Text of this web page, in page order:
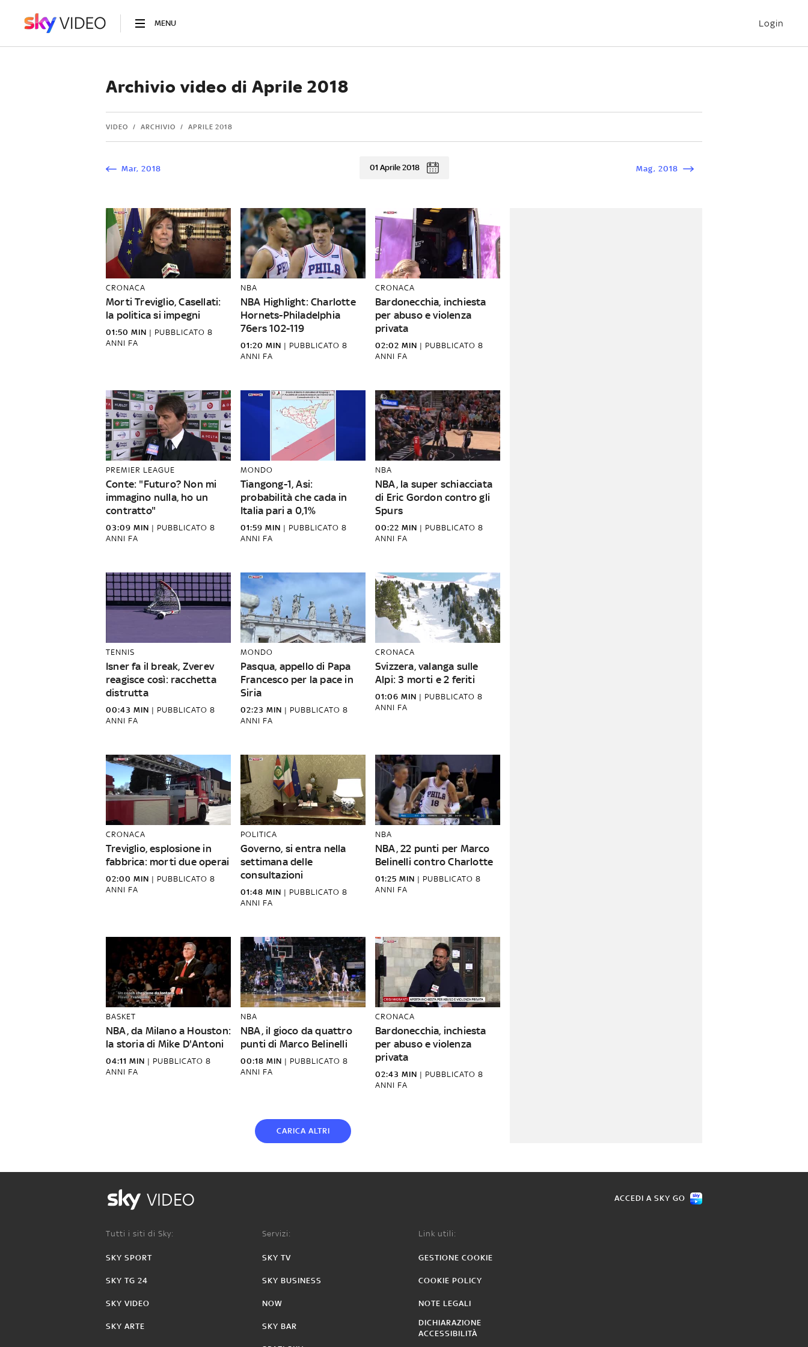
MENU Login
Archivio video di Aprile 2018
VIDEO ARCHIVIO APRILE 2018
Mar, 2018 01 Aprile 2018 Mag, 2018
CRONACA
Morti Treviglio, Casellati:
la politica si impegni
01:50 MIN | PUBBLICATO 8
ANNI FA
NBA
NBA Highlight: Charlotte
Hornets-Philadelphia
76ers 102-119
01:20 MIN | PUBBLICATO 8
ANNI FA
CRONACA
Bardonecchia, inchiesta
per abuso e violenza
privata
02:02 MIN | PUBBLICATO 8
ANNI FA
PREMIER LEAGUE
Conte: "Futuro? Non mi
immagino nulla, ho un
contratto"
03:09 MIN | PUBBLICATO 8
ANNI FA
MONDO
Tiangong-1, Asi:
probabilità che cada in
Italia pari a 0,1%
01:59 MIN | PUBBLICATO 8
ANNI FA
NBA
NBA, la super schiacciata
di Eric Gordon contro gli
Spurs
00:22 MIN | PUBBLICATO 8
ANNI FA
TENNIS
Isner fa il break, Zverev
reagisce così: racchetta
distrutta
00:43 MIN | PUBBLICATO 8
ANNI FA
MONDO
Pasqua, appello di Papa
Francesco per la pace in
Siria
02:23 MIN | PUBBLICATO 8
ANNI FA
CRONACA
Svizzera, valanga sulle
Alpi: 3 morti e 2 feriti
01:06 MIN | PUBBLICATO 8
ANNI FA
CRONACA
Treviglio, esplosione in
fabbrica: morti due operai
02:00 MIN | PUBBLICATO 8
ANNI FA
POLITICA
Governo, si entra nella
settimana delle
consultazioni
01:48 MIN | PUBBLICATO 8
ANNI FA
NBA
NBA, 22 punti per Marco
Belinelli contro Charlotte
01:25 MIN | PUBBLICATO 8
ANNI FA
BASKET
NBA, da Milano a Houston:
la storia di Mike D'Antoni
04:11 MIN | PUBBLICATO 8
ANNI FA
NBA
NBA, il gioco da quattro
punti di Marco Belinelli
00:18 MIN | PUBBLICATO 8
ANNI FA
CRONACA
Bardonecchia, inchiesta
per abuso e violenza
privata
02:43 MIN | PUBBLICATO 8
ANNI FA
CARICA ALTRI
VIDEO ACCEDI A SKY GO
Tutti i siti di Sky:
SKY SPORT
SKY TG 24
SKY VIDEO
SKY ARTE
Servizi:
SKY TV
SKY BUSINESS
NOW
SKY BAR
Link utili:
GESTIONE COOKIE
COOKIE POLICY
NOTE LEGALI
DICHIARAZIONE
ACCESSIBILITÀ